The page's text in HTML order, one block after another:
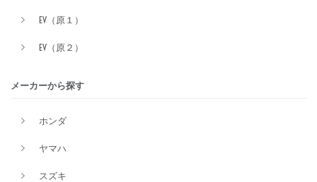
EV（原１）
EV（原２）
メーカーから探す
ホンダ
ヤマハ
スズキ